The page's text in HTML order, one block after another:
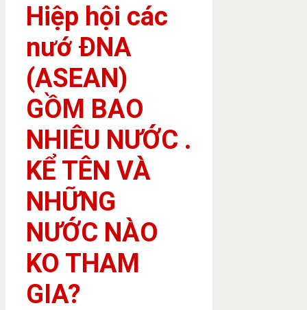
Hiệp hội các
nướ ĐNA
(ASEAN)
GỒM BAO
NHIÊU NƯỚC .
KỂ TÊN VÀ
NHỮNG
NƯỚC NÀO
KO THAM
GIA?